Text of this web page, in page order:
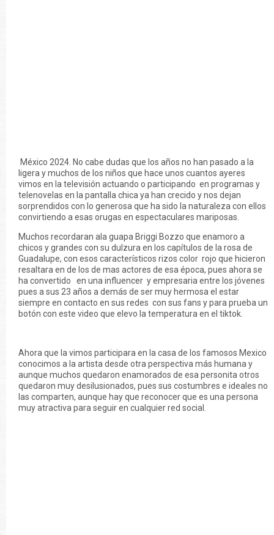
México 2024. No cabe dudas que los años no han pasado a la
ligera y muchos de los niños que hace unos cuantos ayeres
vimos en la televisión actuando o participando en programas y
telenovelas en la pantalla chica ya han crecido y nos dejan
sorprendidos con lo generosa que ha sido la naturaleza con ellos
convirtiendo a esas orugas en espectaculares mariposas.
Muchos recordaran ala guapa Briggi Bozzo que enamoro a
chicos y grandes con su dulzura en los capítulos de la rosa de
Guadalupe, con esos característicos rizos color rojo que hicieron
resaltara en de los de mas actores de esa época, pues ahora se
ha convertido en una influencer y empresaria entre los jóvenes
pues a sus 23 años a demás de ser muy hermosa el estar
siempre en contacto en sus redes con sus fans y para prueba un
botón con este video que elevo la temperatura en el tiktok.
Ahora que la vimos participara en la casa de los famosos Mexico
conocimos a la artista desde otra perspectiva más humana y
aunque muchos quedaron enamorados de esa personita otros
quedaron muy desilusionados, pues sus costumbres e ideales no
las comparten, aunque hay que reconocer que es una persona
muy atractiva para seguir en cualquier red social.